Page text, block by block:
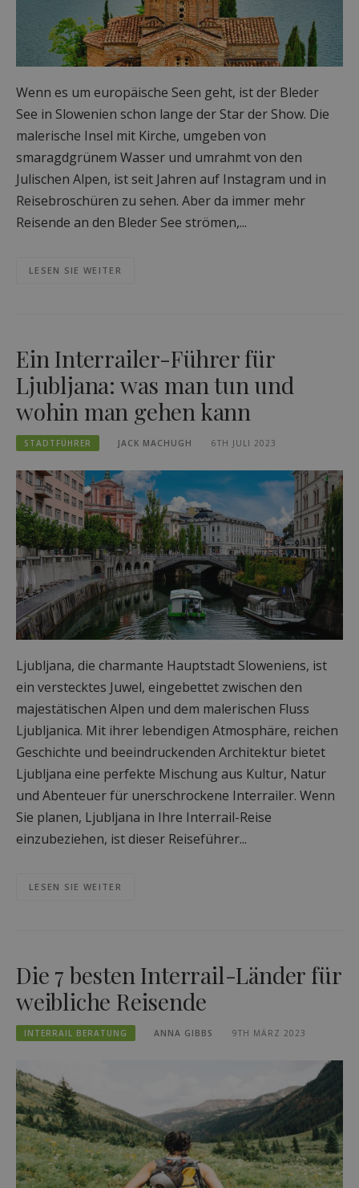
Wenn es um europäische Seen geht, ist der Bleder
See in Slowenien schon lange der Star der Show. Die
malerische Insel mit Kirche, umgeben von
smaragdgrünem Wasser und umrahmt von den
Julischen Alpen, ist seit Jahren auf Instagram und in
Reisebroschüren zu sehen. Aber da immer mehr
Reisende an den Bleder See strömen,...
LESEN SIE WEITER
Ein Interrailer-Führer für
Ljubljana: was man tun und
wohin man gehen kann
STADTFÜHRER JACK MACHUGH 6TH JULI 2023
Ljubljana, die charmante Hauptstadt Sloweniens, ist
ein verstecktes Juwel, eingebettet zwischen den
majestätischen Alpen und dem malerischen Fluss
Ljubljanica. Mit ihrer lebendigen Atmosphäre, reichen
Geschichte und beeindruckenden Architektur bietet
Ljubljana eine perfekte Mischung aus Kultur, Natur
und Abenteuer für unerschrockene Interrailer. Wenn
Sie planen, Ljubljana in Ihre Interrail-Reise
einzubeziehen, ist dieser Reiseführer...
LESEN SIE WEITER
Die 7 besten Interrail-Länder für
weibliche Reisende
INTERRAIL BERATUNG ANNA GIBBS 9TH MÄRZ 2023